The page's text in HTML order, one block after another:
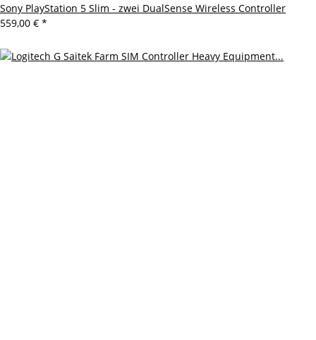
Sony PlayStation 5 Slim - zwei DualSense Wireless Controller
559,00 € *